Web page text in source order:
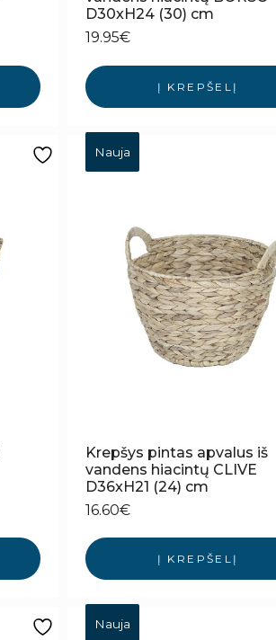
D30xH24 (30) cm
19.95€
Į KREPŠELĮ
Nauja
Krepšys pintas apvalus iš
vandens hiacintų CLIVE
D36xH21 (24) cm
16.60€
Į KREPŠELĮ
Nauja